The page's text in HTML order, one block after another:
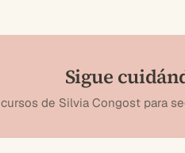
Sigue
de Silvia Congost para